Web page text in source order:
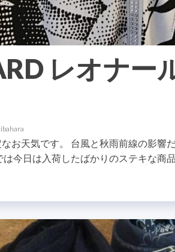
レオナー
お天気です。 台風と秋雨前線の影響
今日は入荷したばかりのステキな商